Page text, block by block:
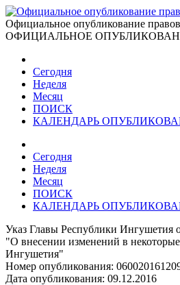
Официальное опубликование
ОФИЦИАЛЬНОЕ
Сегодня
Неделя
Месяц
ПОИСК
КАЛЕНДАРЬ
Сегодня
Неделя
Месяц
ПОИСК
КАЛЕНДАРЬ
Указ Главы Республики Ингушетия
"О внесении изменений в
Ингушетия"
Номер опубликования:
Дата опубликования: 09.12.2016